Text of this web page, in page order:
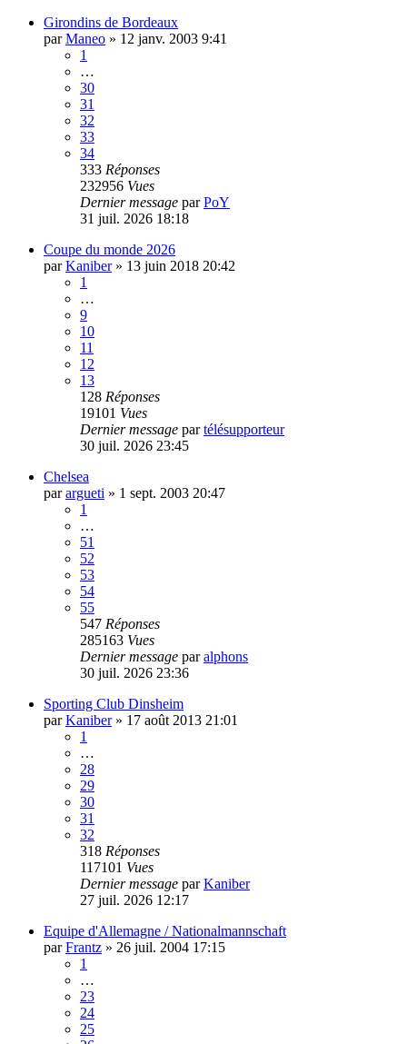
Girondins de Bordeaux
parManeo » 12 janv. 2003 9:41
1
…
30
31
32
33
34
333 Réponses
232956 Vues
Dernier message parPoY
31 juil. 2026 18:18
Coupe du monde 2026
parKaniber» 13 juin 2018 20:42
1
…
9
10
11
12
13
128 Réponses
19101 Vues
Dernier message partélésupporteur
30 juil. 2026 23:45
Chelsea
parargueti » 1 sept. 2003 20:47
1
…
51
52
53
54
55
547 Réponses
285163 Vues
Dernier message paralphons
30 juil. 2026 23:36
Sporting Club Dinsheim
parKaniber» 17 août 2013 21:01
1
…
28
29
30
31
32
318 Réponses
117101 Vues
Dernier message parKaniber
27 juil. 2026 12:17
Equipe d'Allemagne / Nationalmannschaft
parFrantz » 26 juil. 2004 17:15
1
…
23
24
25